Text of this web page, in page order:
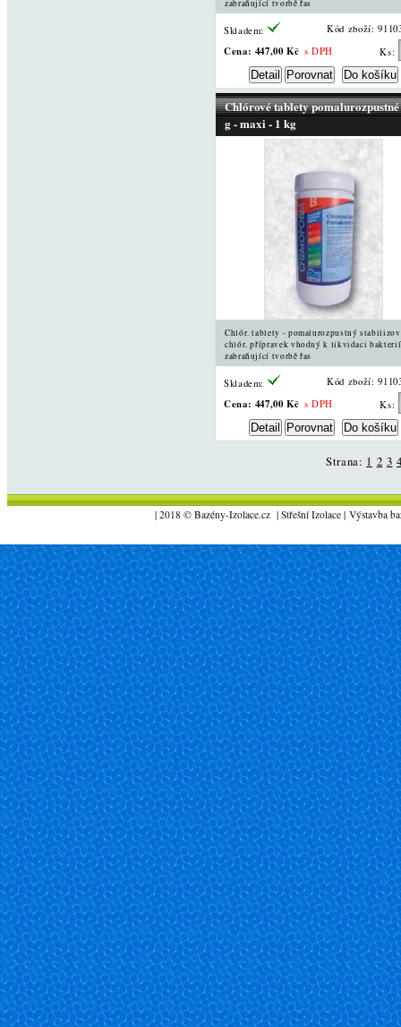
zabraňující tvorbě řas
Skladem: Kód zboží:
Cena: 447,00 Kč s DPH Ks:
Chlórové tablety
g - maxi - 1 kg
Chlór. tablety - pomalurozpustný
chlór. přípravek vhodný k likvidaci
zabraňující tvorbě řas
Skladem: Kód zboží:
Cena: 447,00 Kč s DPH Ks:
Strana: 1 2 3
| 2018 © Bazény-Izolace.cz | Střešní Izolace | Výstavba